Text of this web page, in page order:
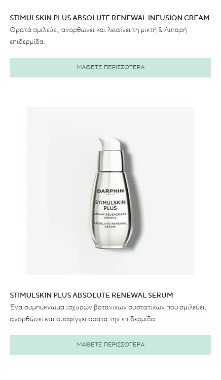
STIMULSKIN PLUS ABSOLUTE RENEWAL INFUSION CREAM
Ορατά σμιλεύει, ανορθώνει και λειαίνει τη μικτή & Λιπαρή
επιδερμίδα.
ΜΑΘΕΤΕ ΠΕΡΙΣΣΟΤΕΡΑ
STIMULSKIN PLUS ABSOLUTE RENEWAL SERUM
Ένα συμπύκνωμα ισχυρών βοτανικών συστατικών που σμιλεύει,
ανορθώνει και συσφίγγει ορατά την επιδερμίδα.
ΜΑΘΕΤΕ ΠΕΡΙΣΣΟΤΕΡΑ